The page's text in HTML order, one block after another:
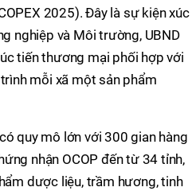
2025). Đây là sự kiện xúc
nghiệp và Môi trường, UBND
tiến thương mại phối hợp với
mỗi xã một sản phẩm
quy mô lớn với 300 gian hàng
nhận OCOP đến từ 34 tỉnh,
dược liệu, trầm hương, tinh